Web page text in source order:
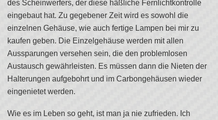
des Scheinwerfers, der diese häßliche Fernlichtkontrolle
eingebaut hat. Zu gegebener Zeit wird es sowohl die
einzelnen Gehäuse, wie auch fertige Lampen bei mir zu
kaufen geben. Die Einzelgehäuse werden mit allen
Aussparungen versehen sein, die den problemlosen
Austausch gewährleisten. Es müssen dann die Nieten der
Halterungen aufgebohrt und im Carbongehäusen wieder
eingenietet werden.
Wie es im Leben so geht, ist man ja nie zufrieden. Ich